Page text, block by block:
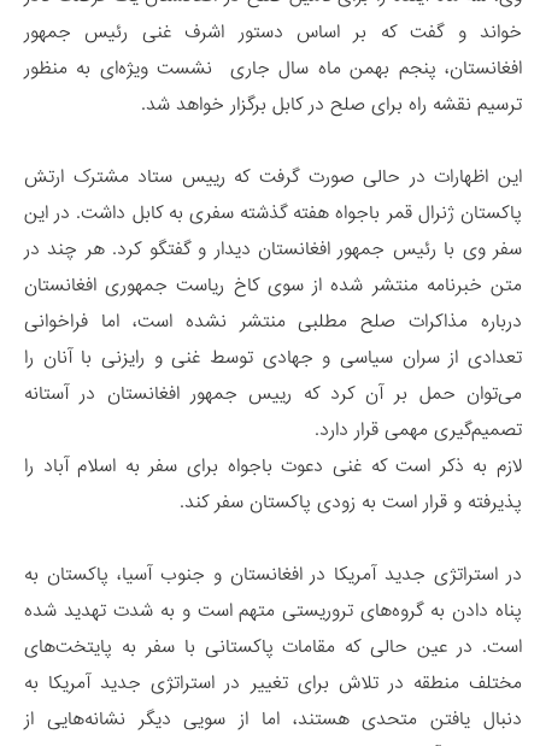
خواند و گفت که بر اساس دستور اشرف غنی رئیس جمهور
افغانستان، پنجم بهمن ماه سال جاری نشست ویژه‌ای به منظور
ترسیم نقشه راه برای صلح در کابل برگزار خواهد شد.
این اظهارات در حالی صورت گرفت که رییس ستاد مشترک ارتش
پاکستان ژنرال قمر باجواه هفته گذشته سفری به کابل داشت. در این
سفر وی با رئیس جمهور افغانستان دیدار و گفتگو کرد. هر چند در
متن خبرنامه منتشر شده از سوی کاخ ریاست جمهوری افغانستان
درباره مذاکرات صلح مطلبی منتشر نشده است، اما فراخوانی
تعدادی از سران سیاسی و جهادی توسط غنی و رایزنی با آنان را
می‌توان حمل بر آن کرد که رییس جمهور افغانستان در آستانه
تصمیم‌گیری مهمی قرار دارد.
لازم به ذکر است که غنی دعوت باجواه برای سفر به اسلام آباد را
پذیرفته و قرار است به زودی پاکستان سفر کند.
در استراتژی جدید آمریکا در افغانستان و جنوب آسیا، پاکستان به
پناه دادن به گروه‌های تروریستی متهم است و به شدت تهدید شده
است. در عین حالی که مقامات پاکستانی با سفر به پایتخت‌های
مختلف منطقه در تلاش برای تغییر در استراتژی جدید آمریکا به
دنبال یافتن متحدی هستند، اما از سویی دیگر نشانه‌هایی از